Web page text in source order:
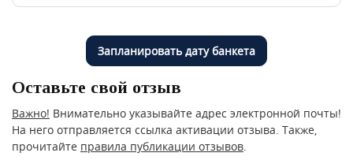
Запланировать дату банкета
Оставьте свой отзыв
Важно! Внимательно указывайте адрес электронной почты!
На него отправляется ссылка активации отзыва. Также,
прочитайте правила публикации отзывов.